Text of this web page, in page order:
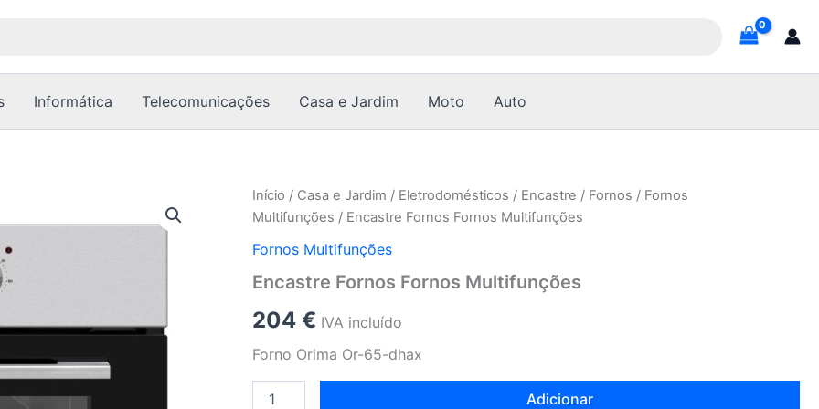
Informática Telecomunicações Casa e Jardim Moto Auto
Início / Casa e Jardim / Eletrodomésticos / Encastre / Fornos / Fornos
Multifunções / Encastre Fornos Fornos Multifunções
Fornos Multifunções
Encastre Fornos Fornos Multifunções
204€ IVA incluído
Forno Orima Or-65-dhax
Quantidade
de
Fornos
Multifunções
Adicionar